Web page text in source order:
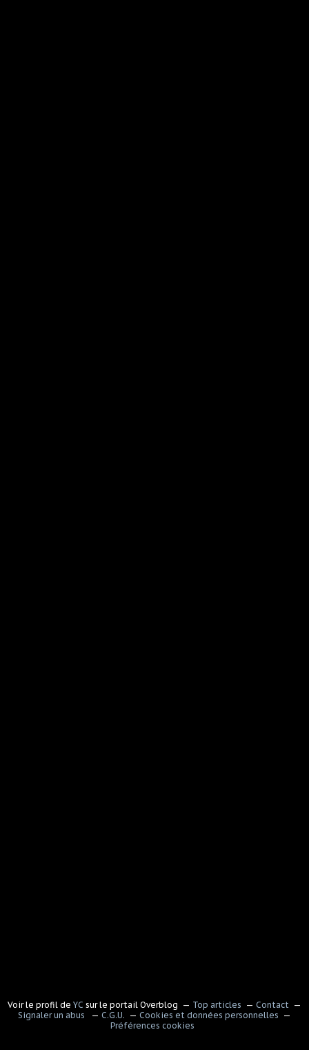
Voir le profil de YC sur le portail Overblog Top articles
Contact
Signaler un abus
C.G.U.
Cookies et données personnelles
Préférences cookies